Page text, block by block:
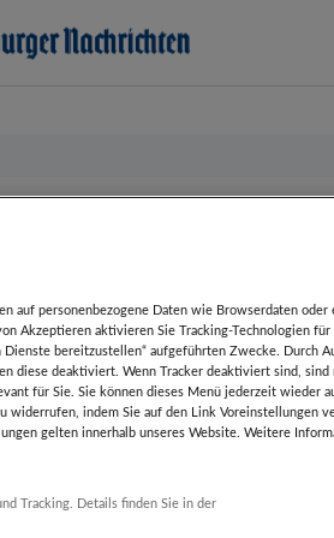
im
beendet
AGULA |
Artikel
auf personenbezogene Daten wie Browserdaten oder
Akzeptieren aktivieren Sie Tracking-Technologien
bereitzustellen“ aufgeführten Zwecke. Durch
diese deaktiviert. Wenn Tracker deaktiviert sind, sind
für Sie. Sie können dieses Menü jederzeit wieder
widerrufen, indem Sie auf den Link Voreinstellungen
gelten innerhalb unseres Website. Weitere
Tracking. Details finden Sie in der